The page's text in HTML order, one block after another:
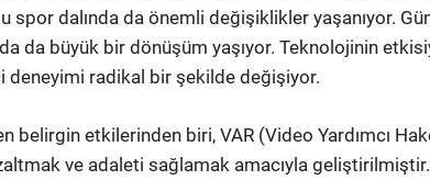
spor dalında da önemli değişiklikler yaşanıyor.
da büyük bir dönüşüm yaşıyor. Teknolojinin
deneyimi radikal bir şekilde değişiyor.
belirgin etkilerinden biri, VAR (Video Yardımcı
ve adaleti sağlamak amacıyla